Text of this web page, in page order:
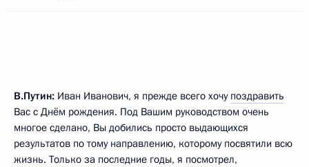
В.Путин: Иван Иванович, я прежде всего хочу поздравить
Вас с Днём рождения. Под Вашим руководством очень
многое сделано, Вы добились просто выдающихся
результатов по тому направлению, которому посвятили всю
жизнь. Только за последние годы, я посмотрел,